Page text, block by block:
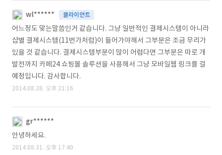
wl****** 클라이언트
어느정도 맞는말씀인거 같습니다. 그냥 일반적인 결제시스템이 아니라
샵별 결제시스템(11번가처럼)이 들어가야해서 그부분은 조금 무리가
있을 것 같습니다. 결제시스템부분이 많이 어렵다면 그부분은 따로 개
발전까지 카페24 쇼핑몰 솔루션을 사용해서 그냥 모바일웹 링크를 걸
예정입니다. 감사합니다.
2014.08.28. 오후 21:16
gr******
안녕하세요.
2014.08.31. 오후 17:40